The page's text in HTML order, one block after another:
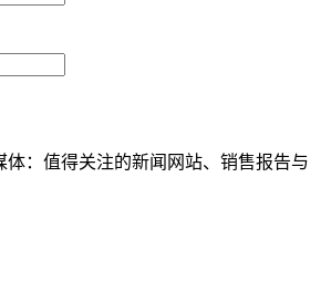
体：值得关注的新闻网站、销售报告与